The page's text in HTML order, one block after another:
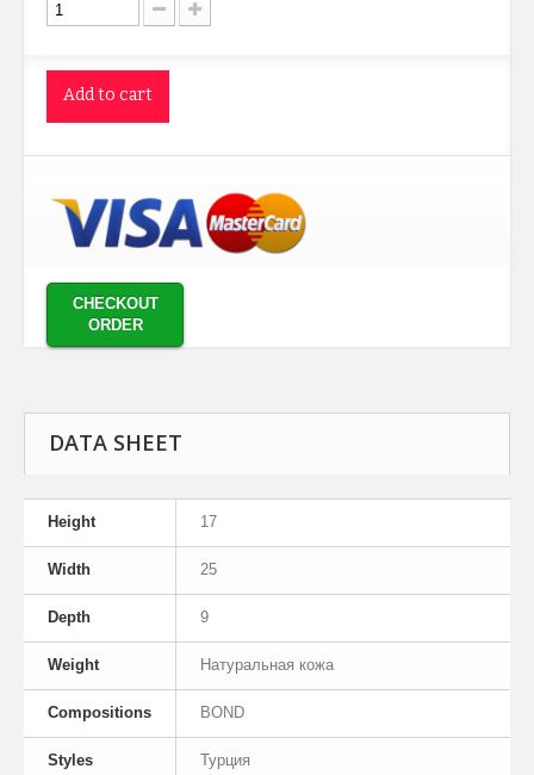
Add to cart
CHECKOUT
ORDER
DATA SHEET
Height 17
Width 25
Depth 9
Weight Натуральная кожа
Compositions BOND
Styles Турция